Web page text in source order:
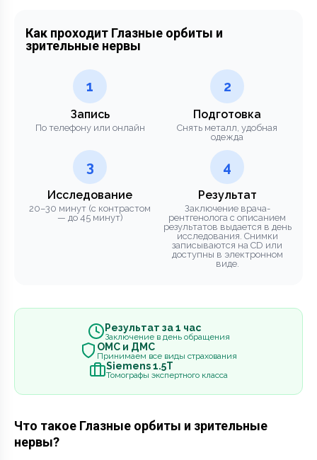
Как проходит Глазные орбиты и
зрительные нервы
1
Запись
По телефону или онлайн
2
Подготовка
Снять металл, удобная
одежда
3
Исследование
20–30 минут (с контрастом
— до 45 минут)
4
Результат
Заключение врача-
рентгенолога с описанием
результатов выдается в день
исследования. Снимки
записываются на CD или
доступны в электронном
виде.
Результат за 1 час
Заключение в день обращения
ОМС и ДМС
Принимаем все виды страхования
Siemens 1.5Т
Томографы экспертного класса
Что такое Глазные орбиты и зрительные
нервы?